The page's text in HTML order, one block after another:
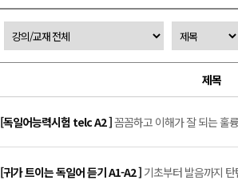
제목
[독일어능력시험 telc A2 ]꼼꼼하고 이해가 잘 되는 훌
[귀가 트이는 독일어 듣기 A1-A2 ] 기초부터 발음까지